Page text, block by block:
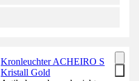
Kronleuchter ACHEIRO S
Kristall Gold